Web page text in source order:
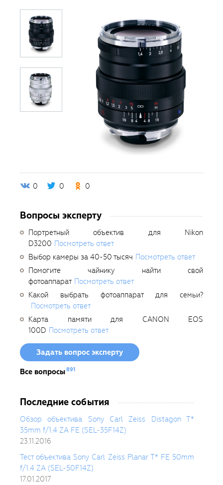
0 0 0
Вопросы эксперту
Портретный объектив для Nikon
D3200 Посмотреть ответ
Выбор камеры за 40-50 тысяч Посмотреть ответ
Помогите чайнику найти свой
фотоаппарат Посмотреть ответ
Какой выбрать фотоаппарат для семьи?
Посмотреть ответ
Карта памяти для CANON EOS
100D Посмотреть ответ
Задать вопрос эксперту
Все вопросы891
Последние события
Обзор объектива Sony Carl Zeiss Distagon T*
35mm f/1.4 ZA FE (SEL-35F14Z)
23.11.2016
Тест объектива Sony Carl Zeiss Planar T* FE 50mm
f/1.4 ZA (SEL-50F14Z)
17.01.2017